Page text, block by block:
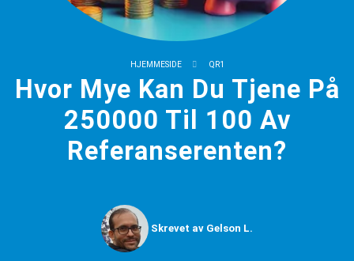
HJEMMESIDE QR1
Hvor Mye Kan Du Tjene På
250000 Til 100 Av
Referanserenten?
Skrevet av Gelson L.